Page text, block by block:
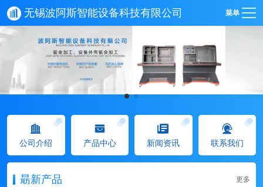
无锡波阿斯智能设备科技有限公司 菜单
公司介绍 产品中心 新闻资讯 联系我们
朂新产品 更多